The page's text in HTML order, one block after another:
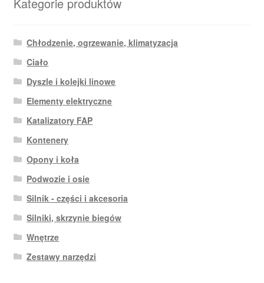
Kategorie produktów
Chłodzenie, ogrzewanie, klimatyzacja
Ciało
Dyszle i kolejki linowe
Elementy elektryczne
Katalizatory FAP
Kontenery
Opony i koła
Podwozie i osie
Silnik - części i akcesoria
Silniki, skrzynie biegów
Wnętrze
Zestawy narzędzi